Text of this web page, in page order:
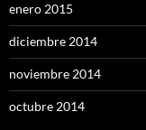
enero 2015
diciembre 2014
noviembre 2014
octubre 2014